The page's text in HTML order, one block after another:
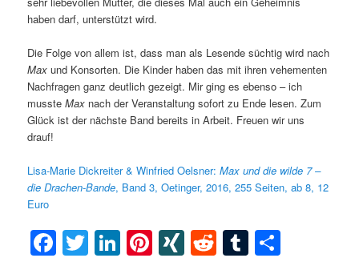
haben darf, unterstützt wird.
Die Folge von allem ist, dass man als Lesende süchtig wird nach
Max und Konsorten. Die Kinder haben das mit ihren vehementen
Nachfragen ganz deutlich gezeigt. Mir ging es ebenso – ich
mussteMax nach der Veranstaltung sofort zu Ende lesen. Zum
Glück ist der nächste Band bereits in Arbeit. Freuen wir uns
drauf!
Lisa-Marie Dickreiter & Winfried Oelsner:Max und die wilde 7 –
die Drachen-Bande, Band 3, Oetinger, 2016, 255 Seiten, ab 8, 12
Euro
Facebook
Twitter
LinkedIn
Pinterest
XINGRedditTumblr